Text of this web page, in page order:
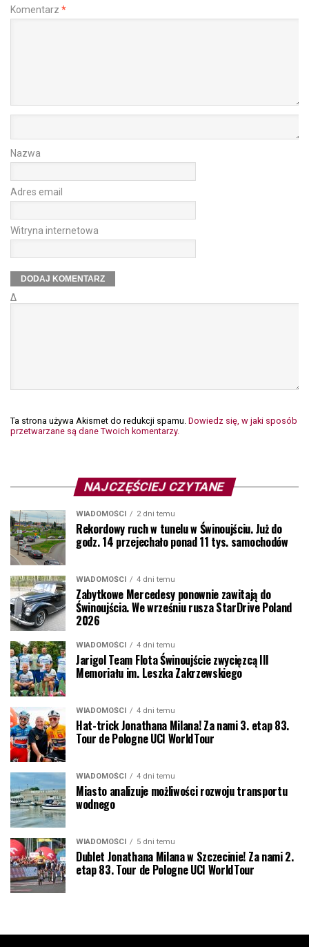
Komentarz *
Nazwa
Adres email
Witryna internetowa
Δ
Ta strona używa Akismet do redukcji spamu. Dowiedz się, w jaki sposób
przetwarzane są dane Twoich komentarzy.
NAJCZĘŚCIEJ CZYTANE
WIADOMOŚCI 2 dni temu
Rekordowy ruch w tunelu w Świnoujściu. Już do
godz. 14 przejechało ponad 11 tys. samochodów
WIADOMOŚCI 4 dni temu
Zabytkowe Mercedesy ponownie zawitają do
Świnoujścia. We wrześniu rusza StarDrive Poland
2026
WIADOMOŚCI 4 dni temu
Jarigol Team Flota Świnoujście zwycięzcą III
Memoriału im. Leszka Zakrzewskiego
WIADOMOŚCI 4 dni temu
Hat-trick Jonathana Milana! Za nami 3. etap 83.
Tour de Pologne UCI WorldTour
WIADOMOŚCI 4 dni temu
Miasto analizuje możliwości rozwoju transportu
wodnego
WIADOMOŚCI 5 dni temu
Dublet Jonathana Milana w Szczecinie! Za nami 2.
etap 83. Tour de Pologne UCI WorldTour